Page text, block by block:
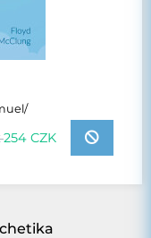
254 CZK